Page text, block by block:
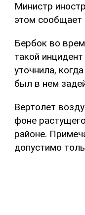
Министр
этом сообщает
Бербок во
такой
уточнила,
был в нем
Вертолет
фоне
районе.
допустимо